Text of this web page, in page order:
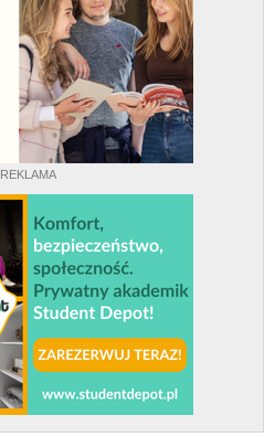
REKLAMA